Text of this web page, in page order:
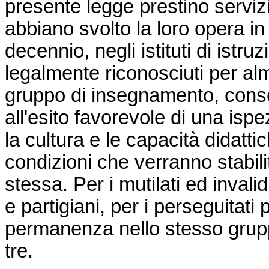
presente legge prestino
abbiano svolto la loro opera
decennio, negli istituti di
legalmente riconosciuti per
gruppo di insegnamento,
all'esito favorevole di una
la cultura e le capacità
condizioni che verranno
stessa. Per i mutilati ed
e partigiani, per i perseguitati
permanenza nello stesso
tre.